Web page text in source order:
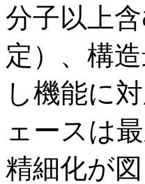
分子以上
定）、構
し機能に
ェースは
精細化が